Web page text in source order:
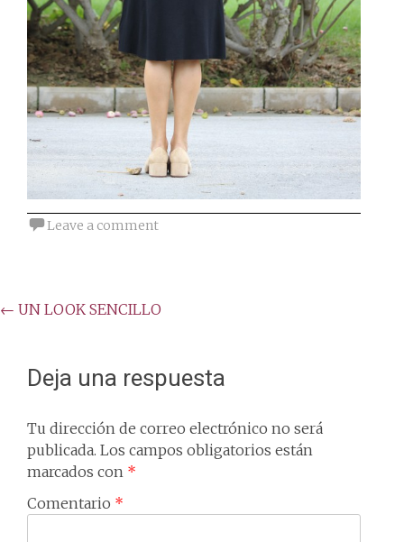
Leave a comment
Post
← UN LOOK SENCILLO
Deja una respuesta
Tu dirección de correo electrónico no será
publicada. Los campos obligatorios están
marcados con *
Comentario *